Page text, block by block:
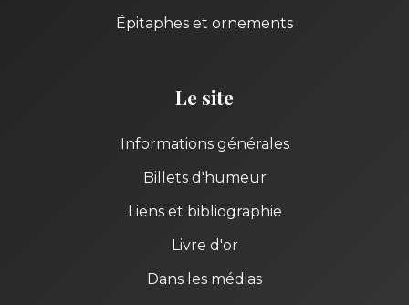
Épitaphes et ornements
Le site
Informations générales
Billets d'humeur
Liens et bibliographie
Livre d'or
Dans les médias